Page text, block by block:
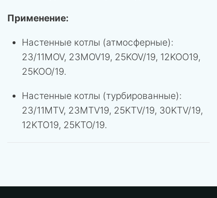
Применение:
Настенные котлы (атмосферные):
23/11MOV, 23MOV19, 25KOV/19, 12KOO19,
25KOO/19.
Настенные котлы (турбированные):
23/11MTV, 23MTV19, 25KTV/19, 30KTV/19,
12KTO19, 25KTO/19.